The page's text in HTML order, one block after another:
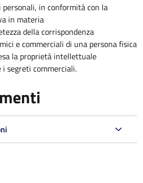
in conformità con la
in materia
della corrispondenza
e commerciali di una persona fisica
la proprietà intellettuale
segreti commerciali.